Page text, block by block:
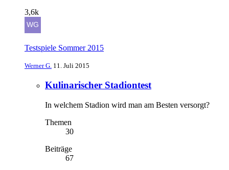
3,6k
Testspiele Sommer 2015
Werner G. 11. Juli 2015
Kulinarischer Stadiontest
In welchem Stadion wird man am Besten versorgt?
Themen
30
Beiträge
67